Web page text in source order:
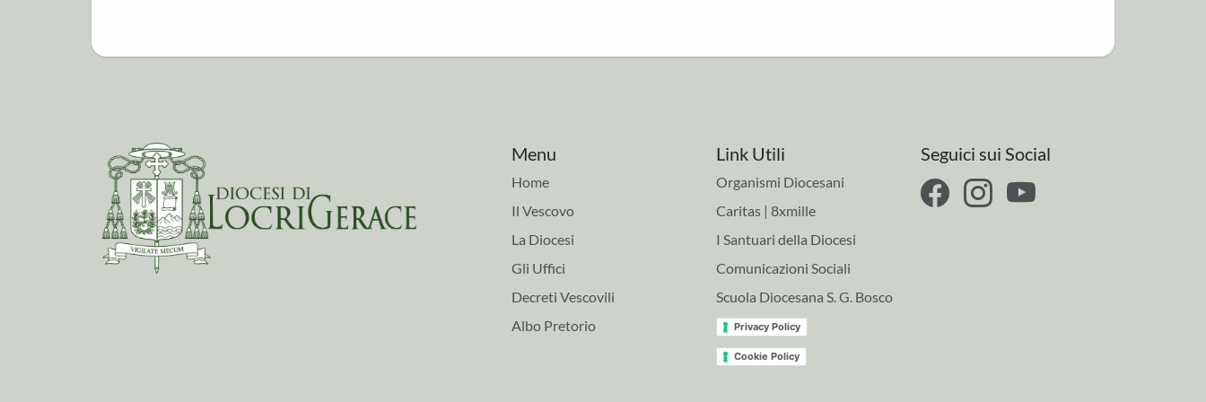
Menu
Home
Il Vescovo
La Diocesi
Gli Uffici
Decreti Vescovili
Albo Pretorio
Link Utili
Organismi Diocesani
Caritas | 8xmille
I Santuari della Diocesi
Comunicazioni Sociali
Scuola Diocesana S. G. Bosco
Privacy Policy
Cookie Policy
Seguici sui Social